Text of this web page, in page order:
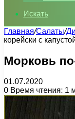
Искать
Главная/Салаты/
корейски с
Морковь
01.07.2020
0 Время чтения: 1